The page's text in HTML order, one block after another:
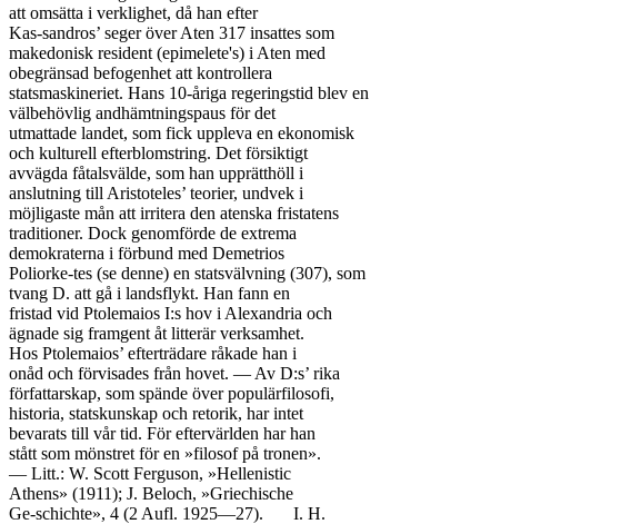
att omsätta i verklighet, då han efter
Kas-sandros’ seger över Aten 317 insattes som
makedonisk resident (epimelete's) i Aten med
obegränsad befogenhet att kontrollera
statsmaskineriet. Hans 10-åriga regeringstid blev en
välbehövlig andhämtningspaus för det
utmattade landet, som fick uppleva en ekonomisk
och kulturell efterblomstring. Det försiktigt
avvägda fåtalsvälde, som han upprätthöll i
anslutning till Aristoteles’ teorier, undvek i
möjligaste mån att irritera den atenska fristatens
traditioner. Dock genomförde de extrema
demokraterna i förbund med Demetrios
Poliorke-tes (se denne) en statsvälvning (307), som
tvang D. att gå i landsflykt. Han fann en
fristad vid Ptolemaios I:s hov i Alexandria och
ägnade sig framgent åt litterär verksamhet.
Hos Ptolemaios’ efterträdare råkade han i
onåd och förvisades från hovet. — Av D:s’ rika
författarskap, som spände över populärfilosofi,
historia, statskunskap och retorik, har intet
bevarats till vår tid. För eftervärlden har han
stått som mönstret för en »filosof på tronen».
— Litt.: W. Scott Ferguson, »Hellenistic
Athens» (1911); J. Beloch, »Griechische
Ge-schichte», 4 (2 Aufl. 1925—27).	I. H.